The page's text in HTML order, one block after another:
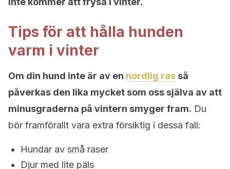
Tips för att hålla hunden
varm i vinter
Om din hund inte är av en nordlig ras så
påverkas den lika mycket som oss själva av att
minusgraderna på vintern smyger fram. Du
bör framförallt vara extra försiktig i dessa fall:
Hundar av små raser
Djur med lite päls